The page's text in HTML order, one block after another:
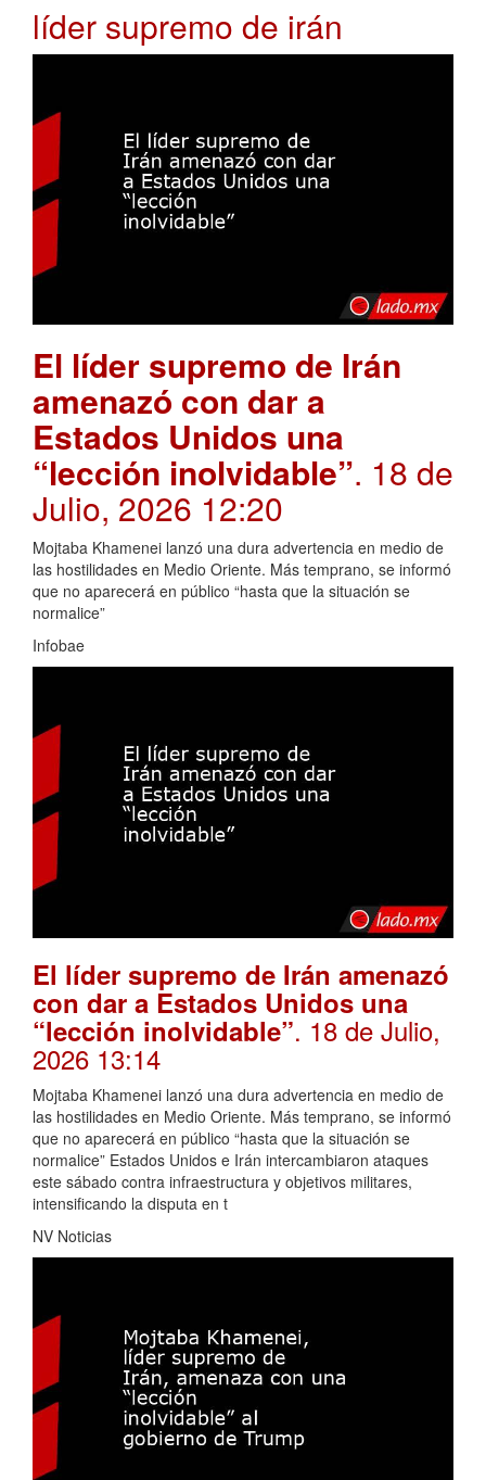
líder supremo de irán
El líder supremo de Irán
amenazó con dar a
Estados Unidos una
“lección inolvidable”. 18 de
Julio, 2026 12:20
Mojtaba Khamenei lanzó una dura advertencia en medio de
las hostilidades en Medio Oriente. Más temprano, se informó
que no aparecerá en público “hasta que la situación se
normalice”
Infobae
El líder supremo de Irán amenazó
con dar a Estados Unidos una
“lección inolvidable”. 18 de Julio,
2026 13:14
Mojtaba Khamenei lanzó una dura advertencia en medio de
las hostilidades en Medio Oriente. Más temprano, se informó
que no aparecerá en público “hasta que la situación se
normalice” Estados Unidos e Irán intercambiaron ataques
este sábado contra infraestructura y objetivos militares,
intensificando la disputa en t
NV Noticias